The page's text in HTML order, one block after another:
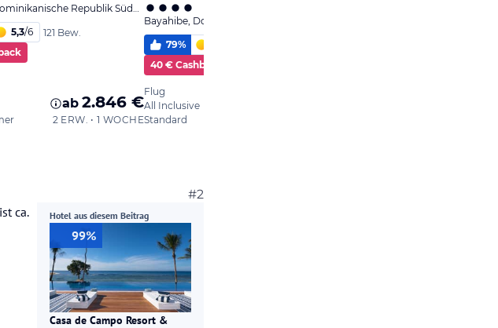
#2
ca.
Hotel aus diesem Beitrag
99%
Casa de Campo Resort &